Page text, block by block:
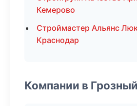
Кемерово
Строймастер Альянс
Краснодар
Компании в Грозный